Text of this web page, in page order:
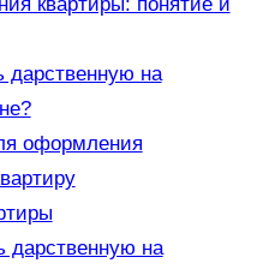
квартиры: понятие и
на
оформления
на